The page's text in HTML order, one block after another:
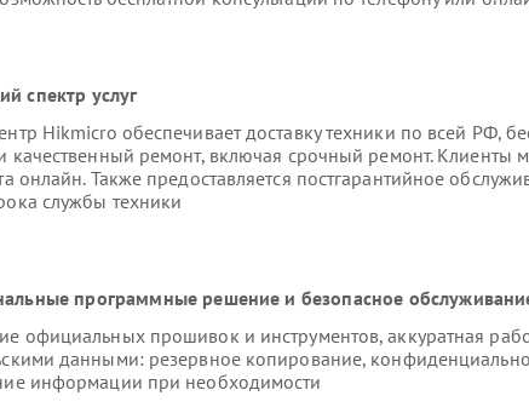
спектр услуг
Hikmicro обеспечивает доставку техники по всей РФ,
качественный ремонт, включая срочный ремонт. Клиенты
онлайн. Также предоставляется постгарантийное
службы техники
программные решение и безопасное
официальных прошивок и инструментов, аккуратная
данными: резервное копирование,
информации при необходимости